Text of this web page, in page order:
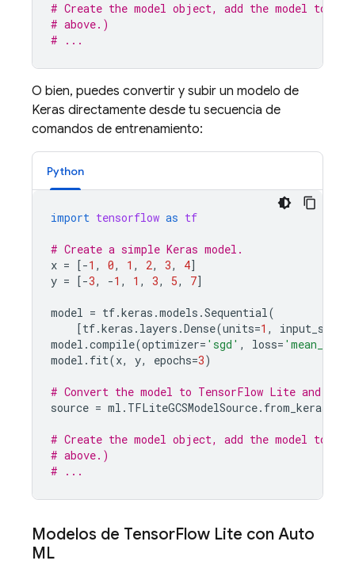
# Create the model object, add the model to
# above.)
# ...
O bien, puedes convertir y subir un modelo de
Keras directamente desde tu secuencia de
comandos de entrenamiento:
Python
import tensorflow as tf
# Create a simple Keras model.
x = [-1 , 0, 1 , 2, 3, 4]
y = [-3, -1 , 1 , 3, 5, 7]
model = tf.keras .models .Sequential(
[tf.keras . layers .Dense(units=1 , input_shape
model .compile(optimizer= 'sgd' , loss=
model . fit(x, y, epochs=3)
# Convert the model to TensorFlow Lite and
source = ml . TFLiteGCSModelSource.
# Create the model object, add the model to
# above.)
# ...
Modelos de TensorFlow Lite con Auto
ML